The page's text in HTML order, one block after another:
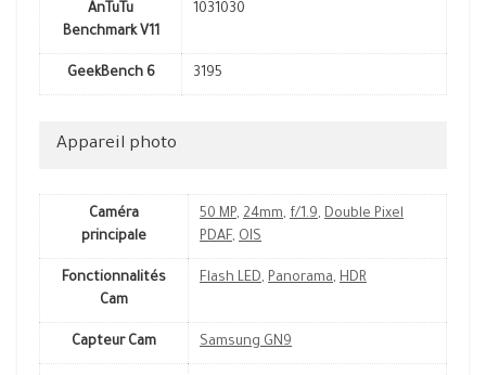
AnTuTu
Benchmark V11
1031030
GeekBench 6 3195
Appareil photo
Caméra
principale
50 MP, 24mm, f/1.9, Double Pixel
PDAF, OIS
Fonctionnalités
Cam
Flash LED, Panorama, HDR
Capteur Cam Samsung GN9